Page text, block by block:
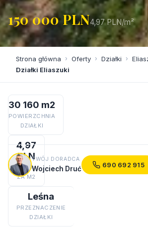
150 000 PLN4,97 PLN/m²
Strona główna › Oferty › Działki ›
Działki Eliaszuki
30 160 m2
POWIERZCHNIA
DZIAŁKI
4,97
PLN
CENA
ZA M2
Leśna
PRZEZNACZENIE
DZIAŁKI
TWÓJ DORADCA
Wojciech Druć 690 692 915